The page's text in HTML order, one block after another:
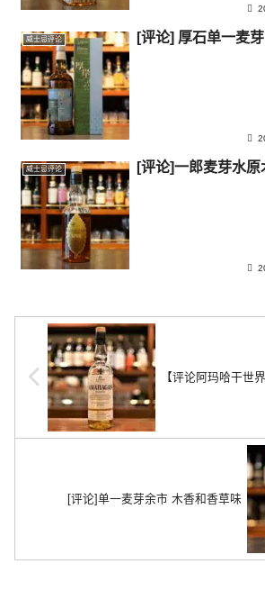
威士忌评论 [评论] 厚石单一麦
威士忌评论 [评论]一郎麦芽水原
【评论阿玛哈干世
[评论]单一麦芽余市 木香和香草味